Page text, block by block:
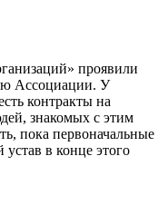
проявили
Ассоциации. У
контракты на
знакомых с этим
пока первоначальные
в конце этого